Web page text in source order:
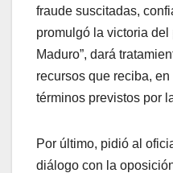
fraude suscitadas,
promulgó la victoria
Maduro”, dará
recursos que reciba,
términos previstos por
Por último, pidió al
diálogo con la